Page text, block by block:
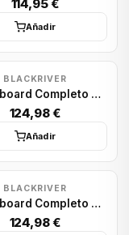
114,95 €
Añadir
BLACKRIVER
Fingerboard Completo Blackriver: Anchor Black Set X-Wide 33.3mm
124,98 €
Añadir
BLACKRIVER
Fingerboard Completo Blackriver: New Skull Neon
124,98 €